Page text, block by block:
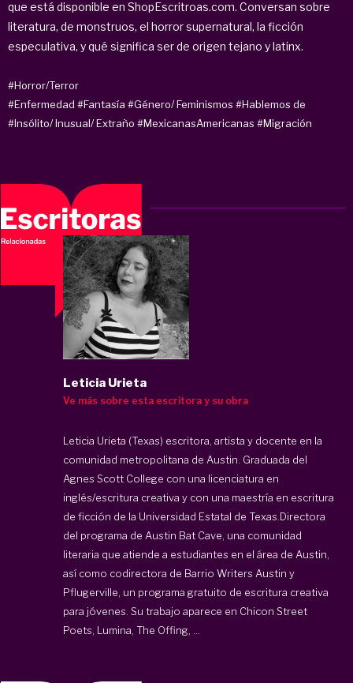
que está disponible en ShopEscritroas.com. Conversan sobre
literatura, de monstruos, el horror supernatural, la ficción
especulativa, y qué significa ser de origen tejano y latinx.
#Horror/Terror
#Enfermedad #Fantasía #Género/ Feminismos #Hablemos de
#Insólito/ Inusual/ Extraño #MexicanasAmericanas #Migración
Leticia Urieta
Ve más sobre esta escritora y su obra
Leticia Urieta (Texas) escritora, artista y docente en la
comunidad metropolitana de Austin. Graduada del
Agnes Scott College con una licenciatura en
inglés/escritura creativa y con una maestría en escritura
de ficción de la Universidad Estatal de Texas.Directora
del programa de Austin Bat Cave, una comunidad
literaria que atiende a estudiantes en el área de Austin,
así como codirectora de Barrio Writers Austin y
Pflugerville, un programa gratuito de escritura creativa
para jóvenes. Su trabajo aparece en Chicon Street
Poets, Lumina, The Offing, ...